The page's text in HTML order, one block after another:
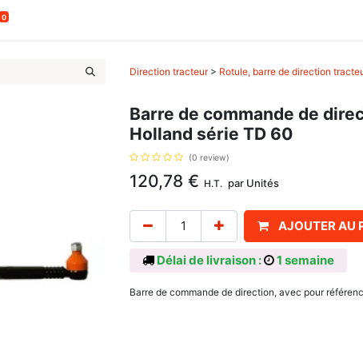
0
Direction tracteur> Rotule, barre de direction
Barre de commande de
Holland série TD 60
(0 review)
120,78 € H.T. par Unités
AJOUTER AU
Délai de livraison : 1 semaine
Barre de commande de direction, avec pour